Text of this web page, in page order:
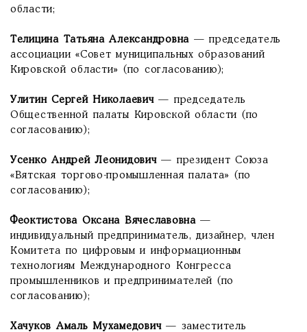
области;
Телицина Татьяна Александровна — председатель
ассоциации «Совет муниципальных образований
Кировской области» (по согласованию);
Улитин Сергей Николаевич— председатель
Общественной палаты Кировской области (по
согласованию);
Усенко Андрей Леонидович— президент Союза
«Вятская торгово-промышленная палата» (по
согласованию);
Феоктистова Оксана Вячеславовна—
индивидуальный предприниматель, дизайнер, член
Комитета по цифровым и информационным
технологиям Международного Конгресса
промышленников и предпринимателей (по
согласованию);
Хачуков Амаль Мухамедович— заместитель